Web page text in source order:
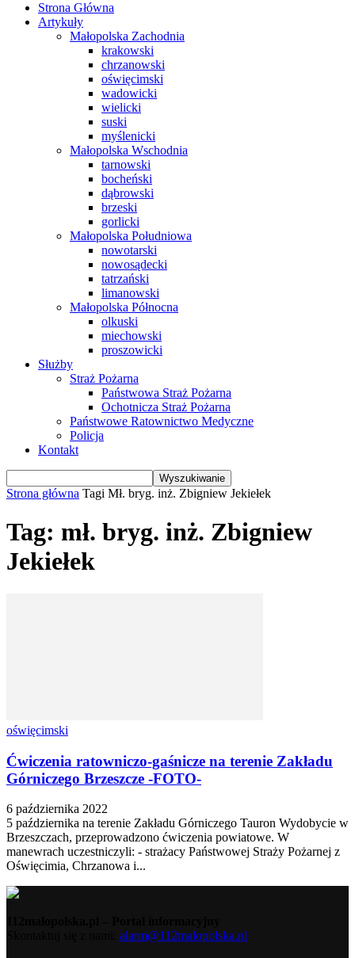
Strona Główna
Artykuły
Małopolska Zachodnia
krakowski
chrzanowski
oświęcimski
wadowicki
wielicki
suski
myślenicki
Małopolska Wschodnia
tarnowski
bocheński
dąbrowski
brzeski
gorlicki
Małopolska Południowa
nowotarski
nowosądecki
tatrzański
limanowski
Małopolska Północna
olkuski
miechowski
proszowicki
Służby
Straż Pożarna
Państwowa Straż Pożarna
Ochotnicza Straż Pożarna
Państwowe Ratownictwo Medyczne
Policja
Kontakt
Strona główna Tagi Mł. bryg. inż. Zbigniew Jekiełek
Tag: mł. bryg. inż. Zbigniew
Jekiełek
oświęcimski
Ćwiczenia ratowniczo-gaśnicze na terenie Zakładu
Górniczego Brzeszcze -FOTO-
6 października 2022
5 października na terenie Zakładu Górniczego Tauron Wydobycie w
Brzeszczach, przeprowadzono ćwiczenia powiatowe. W
manewrach uczestniczyli: - strażacy Państwowej Straży Pożarnej z
Oświęcimia, Chrzanowa i...
alarm@112malopolska.pl